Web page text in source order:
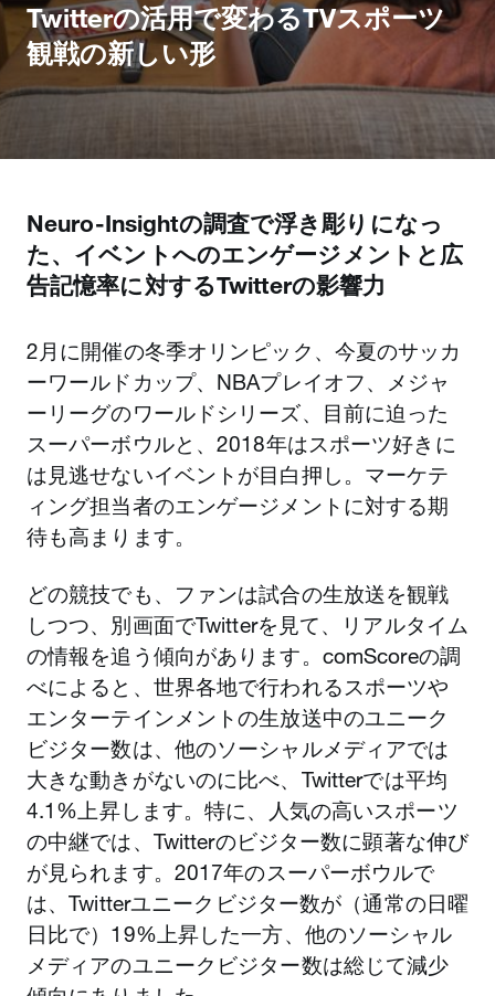
Twitterの活用で変わるTVスポーツ
観戦の新しい形
Neuro-Insightの調査で浮き彫りになっ
た、イベントへのエンゲージメントと広
告記憶率に対するTwitterの影響力
2月に開催の冬季オリンピック、今夏のサッカ
ーワールドカップ、NBAプレイオフ、メジャ
ーリーグのワールドシリーズ、目前に迫った
スーパーボウルと、2018年はスポーツ好きに
は見逃せないイベントが目白押し。マーケテ
ィング担当者のエンゲージメントに対する期
待も高まります。
どの競技でも、ファンは試合の生放送を観戦
しつつ、別画面でTwitterを見て、リアルタイム
の情報を追う傾向があります。comScoreの調
べによると、世界各地で行われるスポーツや
エンターテインメントの生放送中のユニーク
ビジター数は、他のソーシャルメディアでは
大きな動きがないのに比べ、Twitterでは平均
4.1%上昇します。特に、人気の高いスポーツ
の中継では、Twitterのビジター数に顕著な伸び
が見られます。2017年のスーパーボウルで
は、Twitterユニークビジター数が（通常の日曜
日比で）19%上昇した一方、他のソーシャル
メディアのユニークビジター数は総じて減少